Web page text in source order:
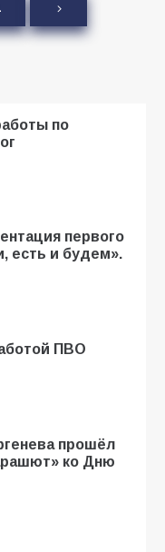
по
первого
есть и будем».
ПВО
прошёл
ко Дню